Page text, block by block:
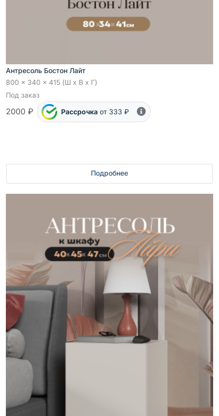
Антресоль Бостон Лайт
800 x 340 x 415 (Ш x В x Г)
Под заказ
2000 ₽ Рассрочка от 333 ₽
Подробнее